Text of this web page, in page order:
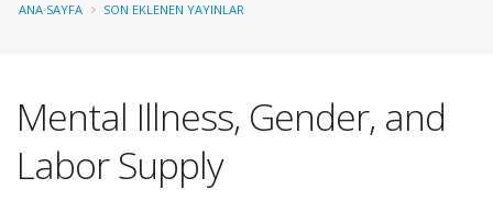
ANA SAYFA SON EKLENEN YAYINLAR
Mental Illness, Gender, and
Labor Supply